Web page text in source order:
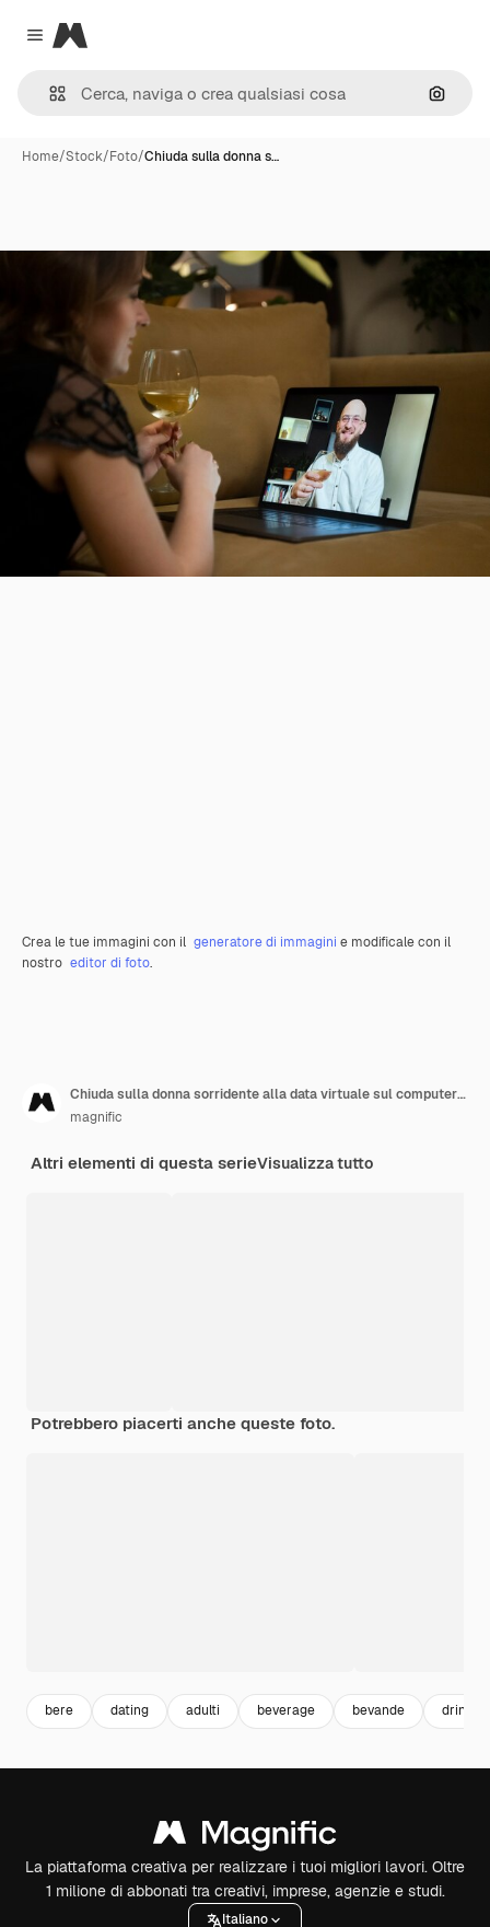
Close menu
Magnific
Cerca
Home/Stock/Foto/Chiuda sulla donna s…
Crea le tue immagini con il generatore di immagini e modificale con il
nostro editor di foto.
Chiuda sulla donna sorridente alla data virtuale sul computer portatile
magnific
Altri elementi di questa serieVisualizza tutto
Potrebbero piacerti anche queste foto.
bere dating adulti beverage bevande drink
La piattaforma creativa per realizzare i tuoi migliori lavori. Oltre
1 milione di abbonati tra creativi, imprese, agenzie e studi.
Italiano